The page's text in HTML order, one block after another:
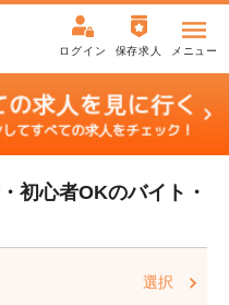
ログイン 保存求人 メニュー
初心者OKのバイト・
選択